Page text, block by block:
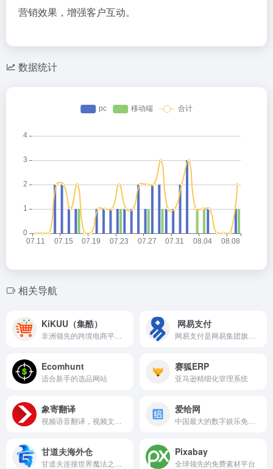
营销效果，增强客户互动。
数据统计
相关导航
KiKUU（集酷） 网易支付
Ecomhunt
适合新手的选品网站
赛狐ERP
亚马逊精细化管理系统
象寄翻译 爱给网
甘道夫海外仓 Pixabay
全球领先的免费素材平台